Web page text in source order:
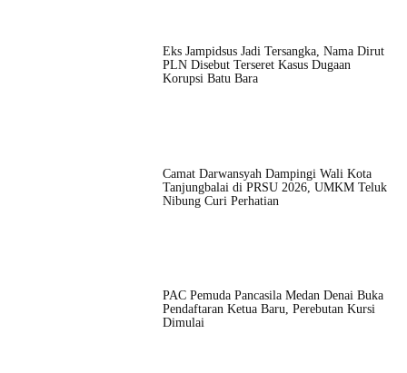
Eks Jampidsus Jadi Tersangka, Nama Dirut
PLN Disebut Terseret Kasus Dugaan
Korupsi Batu Bara
Camat Darwansyah Dampingi Wali Kota
Tanjungbalai di PRSU 2026, UMKM Teluk
Nibung Curi Perhatian
PAC Pemuda Pancasila Medan Denai Buka
Pendaftaran Ketua Baru, Perebutan Kursi
Dimulai